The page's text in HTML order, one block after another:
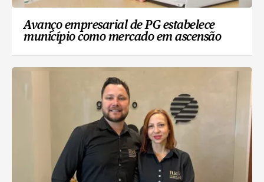
Avanço empresarial de PG estabelece
município como mercado em ascensão